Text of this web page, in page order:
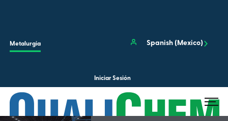
Metalurgia
Iniciar Sesión
Spanish (Mexico)